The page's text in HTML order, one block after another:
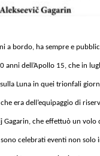
a bordo, ha sempre e
anni dell’Apollo 15, che in
Luna in quei trionfali
era dell’equipaggio di
Gagarin, che effettuò un
celebrati eventi non solo